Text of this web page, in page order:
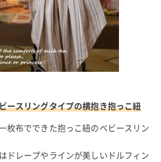
ースリングタイプの横抱き抱っこ紐
枚布でできた抱っこ紐のベビースリン
ドレープやラインが美しいドルフィン